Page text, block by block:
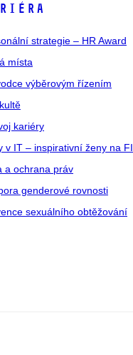
strategie – HR Award
místa
výběrovým řízením
kariéry
v IT – inspirativní ženy na FI
a ochrana práv
genderové rovnosti
sexuálního obtěžování